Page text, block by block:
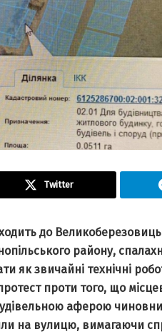
Twitter
до
району,
як звичайні технічні
проти того, що
аферою
на вулицю, вимагаючи